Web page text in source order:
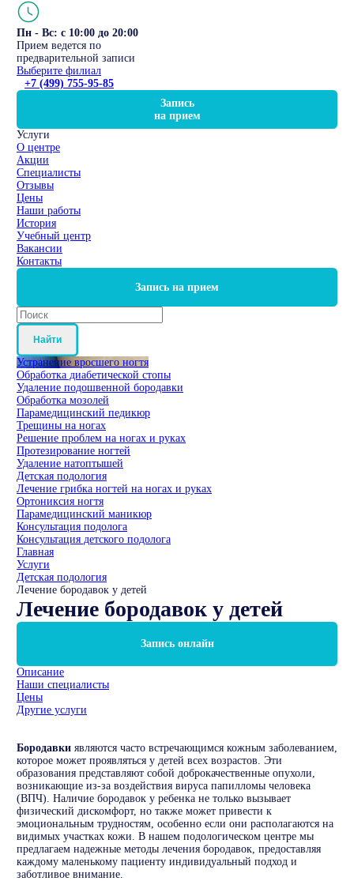
Пн - Вс: с 10:00 до 20:00
Прием ведется по
предварительной записи
Выберите филиал
+7 (499) 755-95-85
Запись
на прием
Услуги
О центре
Акции
Специалисты
Отзывы
Цены
Наши работы
История
Учебный центр
Вакансии
Контакты
Запись на прием
Найти
Устранение вросшего ногтя
Обработка диабетической стопы
Удаление подошвенной бородавки
Обработка мозолей
Парамедицинский педикюр
Трещины на ногах
Решение проблем на ногах и руках
Протезирование ногтей
Удаление натоптышей
Детская подология
Лечение грибка ногтей на ногах и руках
Ортониксия ногтя
Парамедицинский маникюр
Консультация подолога
Консультация детского подолога
Главная
Услуги
Детская подология
Лечение бородавок у детей
Лечение бородавок у детей
Запись онлайн
Описание
Наши специалисты
Цены
Другие услуги
Бородавки являются часто встречающимся кожным заболеванием,
которое может проявляться у детей всех возрастов. Эти
образования представляют собой доброкачественные опухоли,
возникающие из-за воздействия вируса папилломы человека
(ВПЧ). Наличие бородавок у ребенка не только вызывает
физический дискомфорт, но также может привести к
эмоциональным трудностям, особенно если они располагаются на
видимых участках кожи. В нашем подологическом центре мы
предлагаем надежные методы лечения бородавок, предоставляя
каждому маленькому пациенту индивидуальный подход и
заботливое внимание.